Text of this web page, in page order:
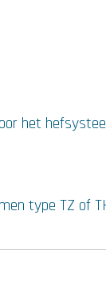
het
type TZ of